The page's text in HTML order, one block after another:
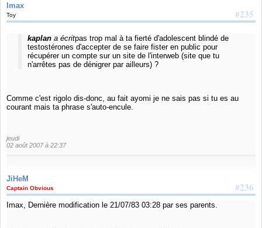
Imax
#235
Toy
kaplana écritpas trop mal à ta fierté d'adolescent blindé de
testostérones d'accepter de se faire fister en public pour
récupérer un compte sur un site de l'interweb (site que tu
n'arrêtes pas de dénigrer par ailleurs) ?
Comme c'est rigolo dis-donc, au fait ayomi je ne sais pas si tu es au
courant mais ta phrase s'auto-encule.
jeudi
02 août 2007 à 22:37
JiHeM
#236
Captain Obvious
Imax, Dernière modification le 21/07/83 03:28 par ses parents.